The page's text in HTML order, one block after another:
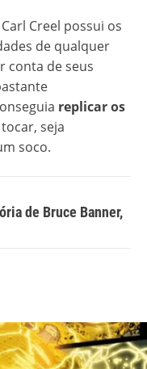
Creel possui os
de qualquer
conta de seus
replicar os
seja
soco.
de Bruce Banner,